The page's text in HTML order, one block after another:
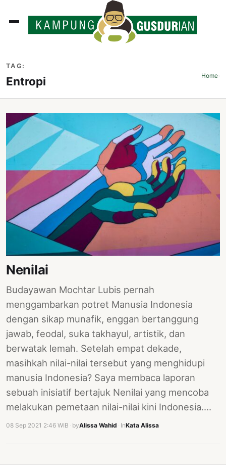
TAG:
Entropi Home›
Nenilai
Budayawan Mochtar Lubis pernah
menggambarkan potret Manusia Indonesia
dengan sikap munafik, enggan bertanggung
jawab, feodal, suka takhayul, artistik, dan
berwatak lemah. Setelah empat dekade,
masihkah nilai-nilai tersebut yang menghidupi
manusia Indonesia? Saya membaca laporan
sebuah inisiatif bertajuk Nenilai yang mencoba
melakukan pemetaan nilai-nilai kini Indonesia.…
08 Sep 2021 2:46 WIB byAlissa Wahid InKata Alissa